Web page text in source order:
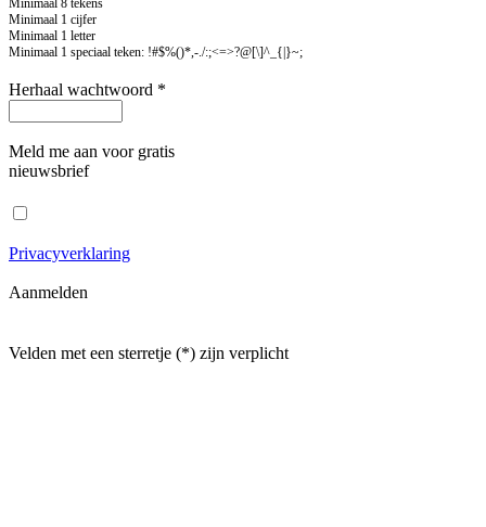
Minimaal 8 tekens
Minimaal 1 cijfer
Minimaal 1 letter
Minimaal 1 speciaal teken: !#$%()*,-./:;<=>?@[\]^_{|}~;
Herhaal wachtwoord *
Meld me aan voor gratis
nieuwsbrief
Privacyverklaring
Aanmelden
Velden met een sterretje (*) zijn verplicht